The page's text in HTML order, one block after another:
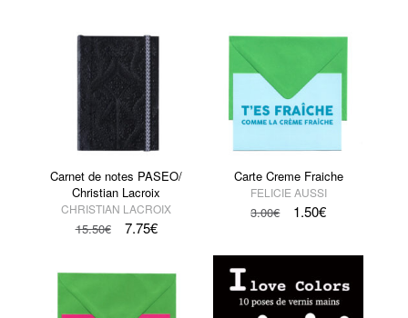
Carnet de notes PASEO/
Christian Lacroix
CHRISTIAN LACROIX
15.50€ 7.75€
Carte Creme Fraiche
FELICIE AUSSI
3.00€ 1.50€